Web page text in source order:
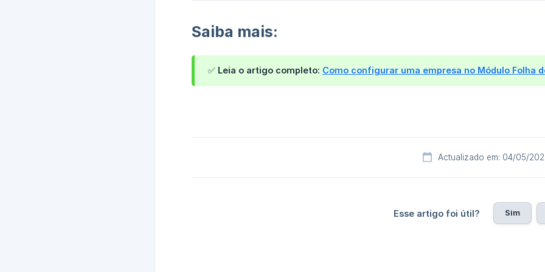
Saiba mais:
✅ Leia o artigo completo: Como configurar uma empresa no Módulo Folha
Actualizado em: 04/05/
Esse artigo foi útil? Sim